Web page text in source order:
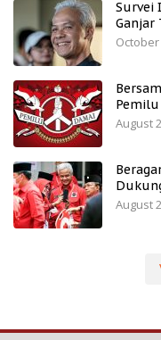
Survei
Ganjar
October
Pemilu
August
August